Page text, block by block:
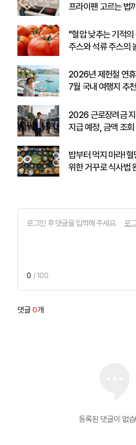
프라이팬 고르는 법
"혈압 낮추는 기적
주스와 석류 주스의
2026년 제헌절 연
7월 국내 여행지 추
2026 근로장려금
지급 예정, 금액 조
밥부터 먹지 마라!
위한 거꾸로 식사법
로
0 / 100
댓글 0개
등록된 댓글이 없